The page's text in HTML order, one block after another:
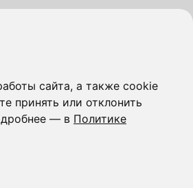
сайта, а также cookie
принять или отклонить
— в Политике